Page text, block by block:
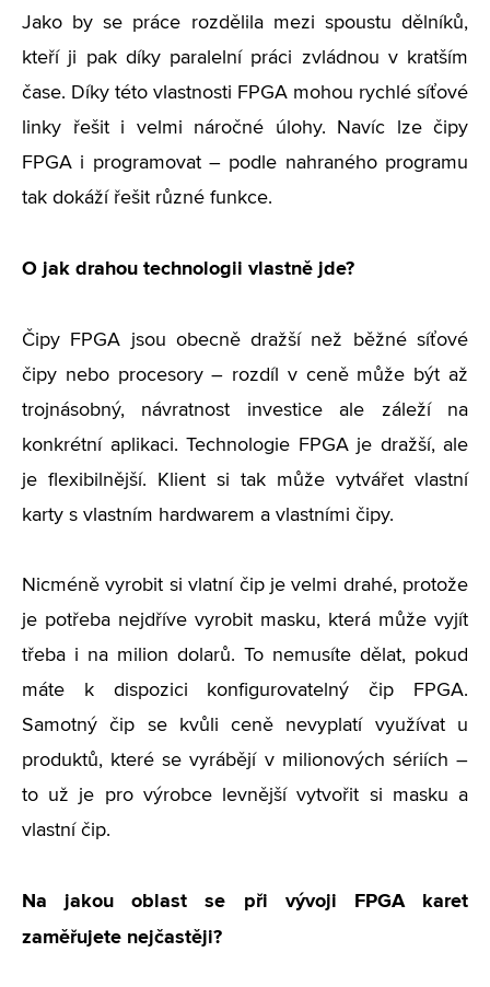
Jako by se práce rozdělila mezi spoustu dělníků,
kteří ji pak díky paralelní práci zvládnou v kratším
čase. Díky této vlastnosti FPGA mohou rychlé síťové
linky řešit i velmi náročné úlohy. Navíc lze čipy
FPGA i programovat – podle nahraného programu
tak dokáží řešit různé funkce.
O jak drahou technologii vlastně jde?
Čipy FPGA jsou obecně dražší než běžné síťové
čipy nebo procesory – rozdíl v ceně může být až
trojnásobný, návratnost investice ale záleží na
konkrétní aplikaci. Technologie FPGA je dražší, ale
je flexibilnější. Klient si tak může vytvářet vlastní
karty s vlastním hardwarem a vlastními čipy.
Nicméně vyrobit si vlatní čip je velmi drahé, protože
je potřeba nejdříve vyrobit masku, která může vyjít
třeba i na milion dolarů. To nemusíte dělat, pokud
máte k dispozici konfigurovatelný čip FPGA.
Samotný čip se kvůli ceně nevyplatí využívat u
produktů, které se vyrábějí v milionových sériích –
to už je pro výrobce levnější vytvořit si masku a
vlastní čip.
Na jakou oblast se při vývoji FPGA karet
zaměřujete nejčastěji?